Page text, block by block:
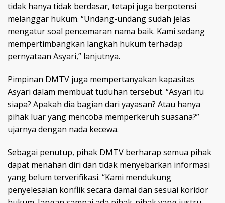
tidak hanya tidak berdasar, tetapi juga berpotensi
melanggar hukum. “Undang-undang sudah jelas
mengatur soal pencemaran nama baik. Kami sedang
mempertimbangkan langkah hukum terhadap
pernyataan Asyari,” lanjutnya.
Pimpinan DMTV juga mempertanyakan kapasitas
Asyari dalam membuat tuduhan tersebut. “Asyari itu
siapa? Apakah dia bagian dari yayasan? Atau hanya
pihak luar yang mencoba memperkeruh suasana?”
ujarnya dengan nada kecewa.
Sebagai penutup, pihak DMTV berharap semua pihak
dapat menahan diri dan tidak menyebarkan informasi
yang belum terverifikasi. “Kami mendukung
penyelesaian konflik secara damai dan sesuai koridor